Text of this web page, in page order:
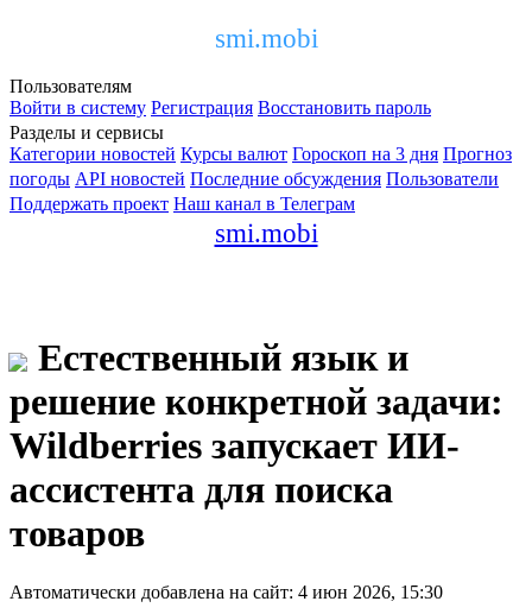
smi.mobi
Пользователям
Войти в систему Регистрация Восстановить пароль
Разделы и сервисы
Категории новостей Курсы валют Гороскоп на 3 дня Прогноз
погоды API новостей Последние обсуждения Пользователи
Поддержать проект Наш канал в Телеграм
smi.mobi
Естественный язык и
решение конкретной задачи:
Wildberries запускает ИИ-
ассистента для поиска
товаров
Автоматически добавлена на сайт: 4 июн 2026, 15:30